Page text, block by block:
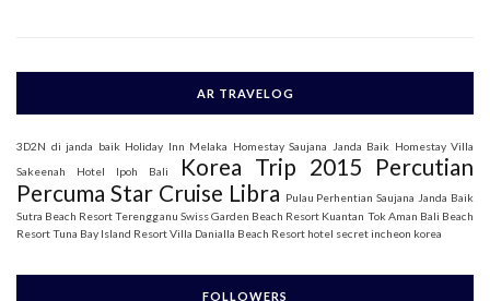
AR TRAVELOG
3D2N di janda baik Holiday Inn Melaka Homestay Saujana Janda Baik Homestay Villa
Sakeenah
Hotel Ipoh Bali Korea Trip 2015 Percutian
Percuma Star Cruise Libra Pulau Perhentian Saujana Janda Baik
Sutra Beach Resort Terengganu Swiss Garden Beach Resort Kuantan Tok Aman Bali Beach
ResortTuna Bay Island ResortVilla Danialla Beach Resort hotel secret incheon korea
FOLLOWERS